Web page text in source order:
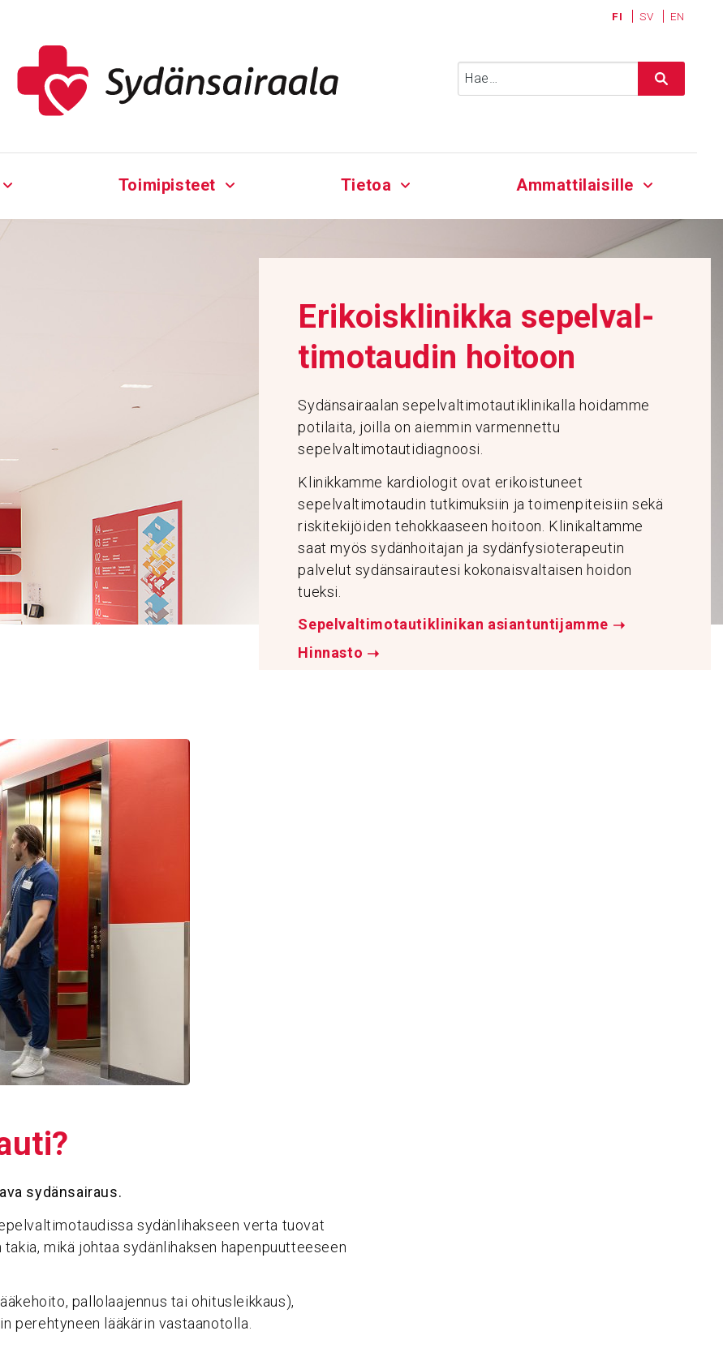
FI SV EN
Toimipisteet Tietoa Ammattilaisille
Erikoiskli­nikka sepel­val­
ti­mo­taudin hoitoon
Sydänsairaalan sepelvaltimotautiklinikalla hoidamme
potilaita, joilla on aiemmin varmennettu
sepelvaltimotautidiagnoosi.
Klinikkamme kardiologit ovat erikoistuneet
sepelvaltimotaudin tutkimuksiin ja toimenpiteisiin sekä
riskitekijöiden tehokkaaseen hoitoon. Klinikaltamme
saat myös sydänhoitajan ja sydänfysioterapeutin
palvelut sydänsairautesi kokonaisvaltaisen hoidon
tueksi.
Sepelvaltimotautiklinikan asiantuntijamme ➝
Hinnasto ➝
sydänsairaus.
sydänlihakseen verta tuovat
mikä johtaa sydänlihaksen hapenpuutteeseen
pallolaajennus tai ohitusleikkaus),
perehtyneen lääkärin vastaanotolla.